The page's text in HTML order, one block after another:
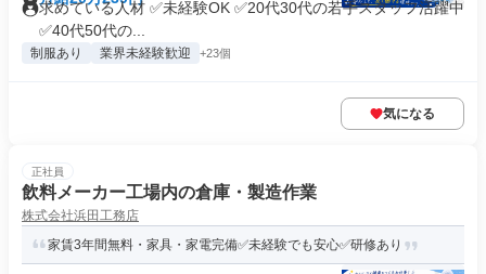
求めている人材 ✅️未経験OK ✅️20代30代の若手スタッフ活躍中
✅40代50代の...
制服あり 業界未経験歓迎 +23個
気になる
正社員
飲料メーカー工場内の倉庫・製造作業
株式会社浜田工務店
家賃3年間無料・家具・家電完備✅️未経験でも安心✅️研修あり